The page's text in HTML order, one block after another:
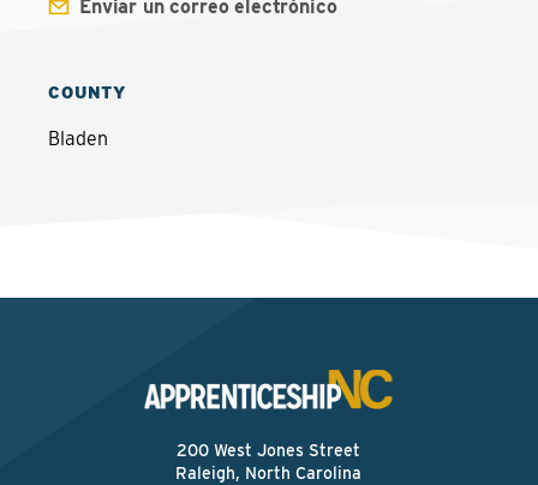
Enviar un correo electrónico
COUNTY
Bladen
200 West Jones Street
Raleigh, North Carolina